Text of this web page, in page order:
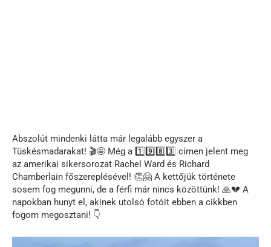
Abszolút mindenki látta már legalább egyszer a
Tüskésmadarakat! 🎬🤩 Még a 1️⃣9️⃣8️⃣3️⃣ címen jelent meg
az amerikai sikersorozat Rachel Ward és Richard
Chamberlain főszereplésével! 👏🤗 A kettőjük története
sosem fog megunni, de a férfi már nincs közöttünk! 🙏💔 A
napokban hunyt el, akinek utolsó fotóit ebben a cikkben
fogom megosztani! 👇